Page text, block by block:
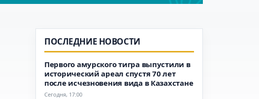
ПОСЛЕДНИЕ НОВОСТИ
Первого амурского тигра выпустили в
исторический ареал спустя 70 лет
после исчезновения вида в Казахстане
Сегодня, 17:00